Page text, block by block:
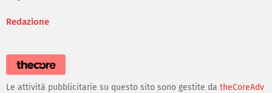
Redazione
Le attività pubblicitarie su questo sito sono gestite da theCoreAdv